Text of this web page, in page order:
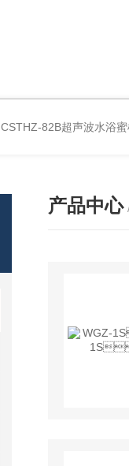
CSTHZ-82B超声波水浴
产品中心